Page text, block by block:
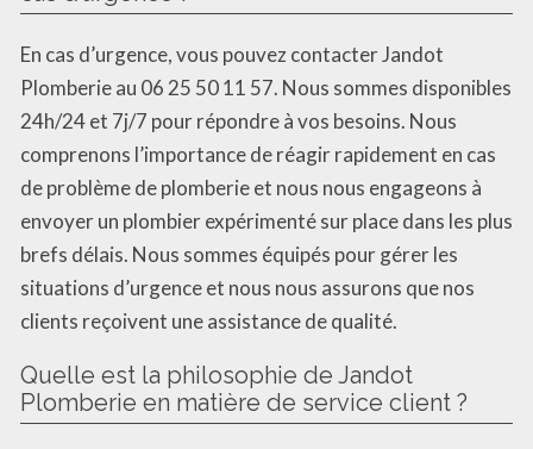
En cas d’urgence, vous pouvez contacter Jandot
Plomberie au 06 25 50 11 57. Nous sommes disponibles
24h/24 et 7j/7 pour répondre à vos besoins. Nous
comprenons l’importance de réagir rapidement en cas
de problème de plomberie et nous nous engageons à
envoyer un plombier expérimenté sur place dans les plus
brefs délais. Nous sommes équipés pour gérer les
situations d’urgence et nous nous assurons que nos
clients reçoivent une assistance de qualité.
Quelle est la philosophie de Jandot
Plomberie en matière de service client ?